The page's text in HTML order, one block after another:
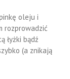
oleju i
rozprowadzić
łyżki bądź
(a znikają